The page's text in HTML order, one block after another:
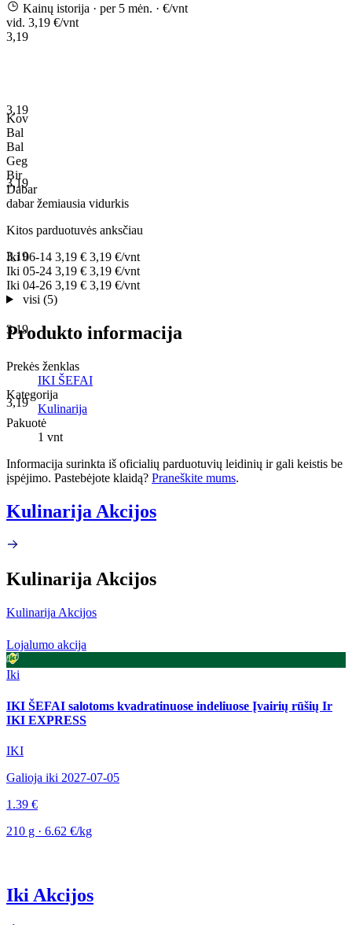
Kainų istorija · per 5 mėn. · €/vnt
vid. 3,19 €/vnt
3,19
3,19
3,19
3,19
3,19
3,19
Kov
Bal
Bal
Geg
Bir
Dabar
dabaržemiausia vidurkis
Kitos parduotuvės anksčiau
Iki06-14 3,19 € 3,19 €/vnt
Iki 05-24 3,19 € 3,19 €/vnt
Iki 04-26 3,19 € 3,19 €/vnt
visi (5)
Produkto informacija
Prekės ženklas
IKI ŠEFAI
Kategorija
Kulinarija
Pakuotė
1 vnt
Informacija surinkta iš oficialių parduotuvių leidinių ir gali keistis be
įspėjimo. Pastebėjote klaidą? Praneškite mums.
Kulinarija Akcijos
Kulinarija Akcijos
Kulinarija Akcijos
Lojalumo akcija
Iki
IKI ŠEFAI salotoms kvadratinuose indeliuose Įvairių rūšių Ir
IKI EXPRESS
IKI
Galioja iki 2027-07-05
1.39 €
210 g · 6.62 €/kg
Iki Akcijos